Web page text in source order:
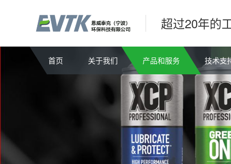
超过20年的
首页 关于我们 产品和服务 技术支